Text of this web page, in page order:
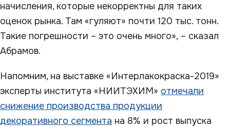
начисления, которые некорректны для таких
оценок рынка. Там «гуляют» почти 120 тыс. тонн.
Такие погрешности – это очень много», – сказал
Абрамов.
Напомним, на выставке «Интерлакокраска-2019»
эксперты института «НИИТЭХИМ» отмечали
снижение производства продукции
декоративного сегмента на 8% и рост выпуска